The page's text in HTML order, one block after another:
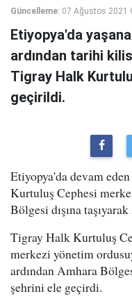
Güncelleme: 07 Ağustos 2021
Etiyopya'da
ardından tarihi
Tigray Halk
geçirildi.
Etiyopya'da devam
Kurtuluş Cephesi
Bölgesi dışına
Tigray Halk Kurtuluş
merkezi yönetim
ardından Amhara
şehrini ele geçirdi.